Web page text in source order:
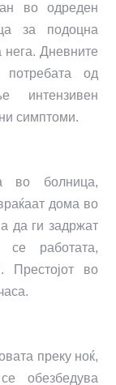
во одреден
за подоцна
Дневните
од
интензивен
симптоми.
во болница,
дома во
да ги задржат
се работата,
Престојот во
преку ноќ,
обезбедува